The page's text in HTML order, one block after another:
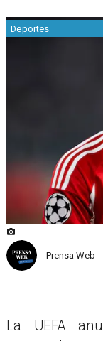
Deportes
Prensa Web
La UEFA